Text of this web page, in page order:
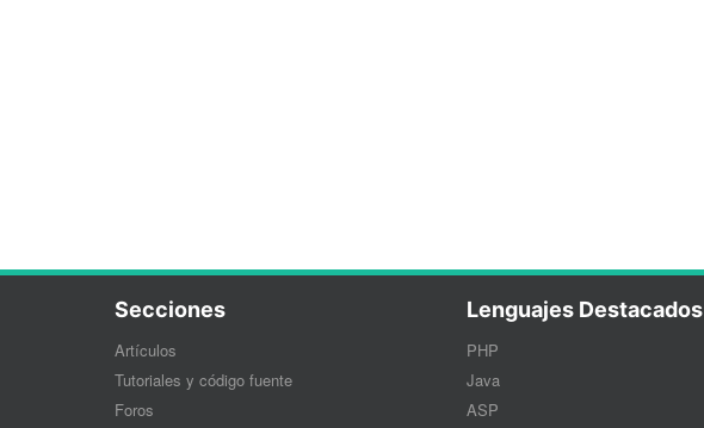
Secciones
Artículos
Tutoriales y código fuente
Foros
Lenguajes Destacados
PHP
Java
ASP